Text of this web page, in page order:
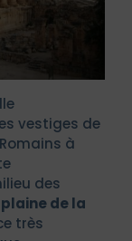
vestiges de
à
des
plaine de la
très